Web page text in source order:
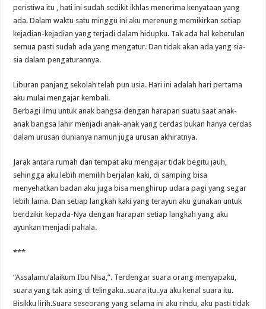
peristiwa itu , hati ini sudah sedikit ikhlas menerima kenyataan yang
ada. Dalam waktu satu minggu ini aku merenung memikirkan setiap
kejadian-kejadian yang terjadi dalam hidupku. Tak ada hal kebetulan
semua pasti sudah ada yang mengatur. Dan tidak akan ada yang sia-
sia dalam pengaturannya.
Liburan panjang sekolah telah pun usia. Hari ini adalah hari pertama
aku mulai mengajar kembali.
Berbagi ilmu untuk anak bangsa dengan harapan suatu saat anak-
anak bangsa lahir menjadi anak-anak yang cerdas bukan hanya cerdas
dalam urusan dunianya namun juga urusan akhiratnya.
Jarak antara rumah dan tempat aku mengajar tidak begitu jauh,
sehingga aku lebih memilih berjalan kaki, di samping bisa
menyehatkan badan aku juga bisa menghirup udara pagi yang segar
lebih lama. Dan setiap langkah kaki yang terayun aku gunakan untuk
berdzikir kepada-Nya dengan harapan setiap langkah yang aku
ayunkan menjadi pahala.
***
“Assalamu’alaikum Ibu Nisa,”. Terdengar suara orang menyapaku,
suara yang tak asing di telingaku..suara itu..ya aku kenal suara itu.
Bisikku lirih.Suara seseorang yang selama ini aku rindu, aku pasti tidak